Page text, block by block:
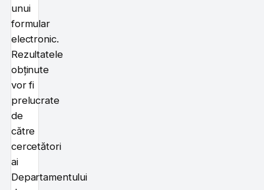
unui
formular
electronic.
Rezultatele
obținute
vor fi
prelucrate
de
către
cercetători
ai
Departamentului